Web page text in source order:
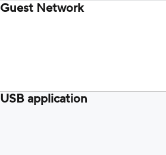
Guest Network
USB application